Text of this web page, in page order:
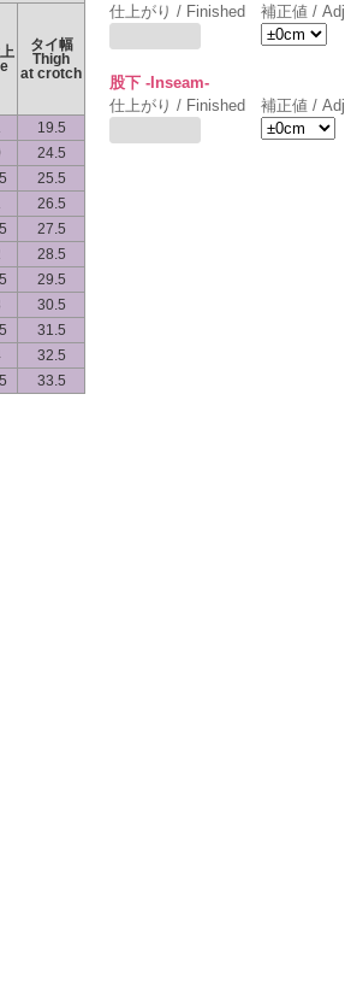
タイ幅
Thigh
at crotch
19.5
24.5
25.5
26.5
27.5
28.5
29.5
30.5
31.5
32.5
33.5
仕上がり / Finished
補正値 /
股下 -Inseam-
仕上がり / Finished
補正値 /